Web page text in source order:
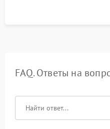
FAQ. Ответы на